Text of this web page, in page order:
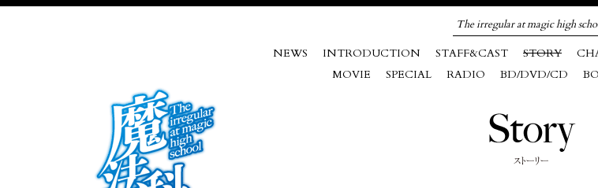
The irregular at magic high
NEWS INTRODUCTION STAFF&CAST STORY
MOVIE
SPECIAL RADIO BD/DVD/CD